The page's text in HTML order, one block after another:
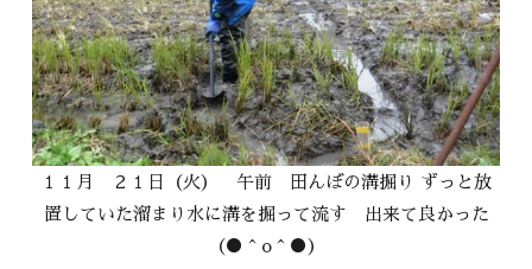
１１月 ２１日（火） 午前 田んぼの溝掘り ずっと放
置していた溜まり水に溝を掘って流す 出来て良かった
（●＾o＾●）